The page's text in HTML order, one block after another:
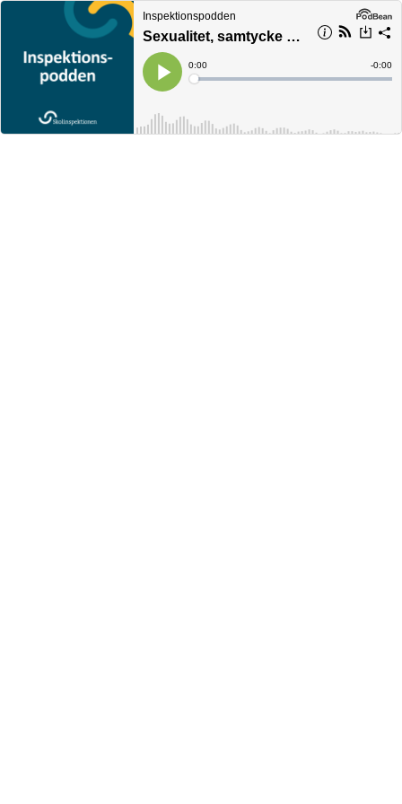
Inspektionspodden
Sexualitet, samtycke och relationer
Play
Current
Time
0:00
Loaded:
Time
-0:00